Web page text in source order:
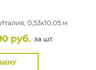
Италия, 0,53x10,05 м
руб. за шт.